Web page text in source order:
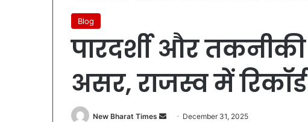
Blog
पारदर्शी और
असर, राजस्व में
New Bharat Times
Send December 31, 2025